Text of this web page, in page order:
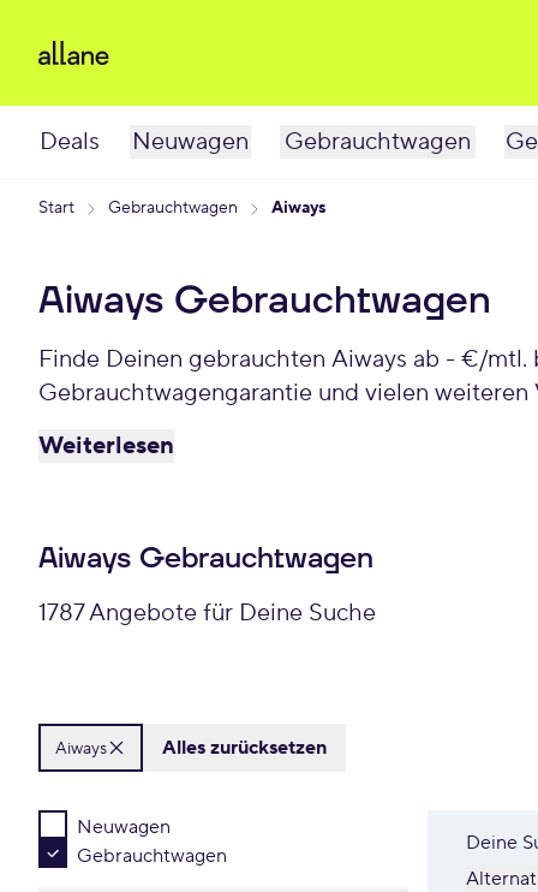
Deals Neuwagen Gebrauchtwagen
Start Gebrauchtwagen Aiways
Aiways Gebrauchtwagen
Finde Deinen gebrauchten Aiways ab - €/
Gebrauchtwagengarantie und vielen
Weiterlesen
Aiways Gebrauchtwagen
1787 Angebote für Deine Suche
Aiways Alles zurücksetzen
Neuwagen
Gebrauchtwagen
Deine